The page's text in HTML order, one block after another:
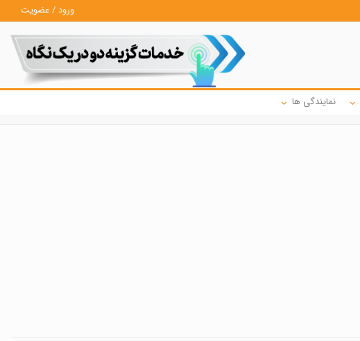
ورود / عضویت
نمایندگی ها